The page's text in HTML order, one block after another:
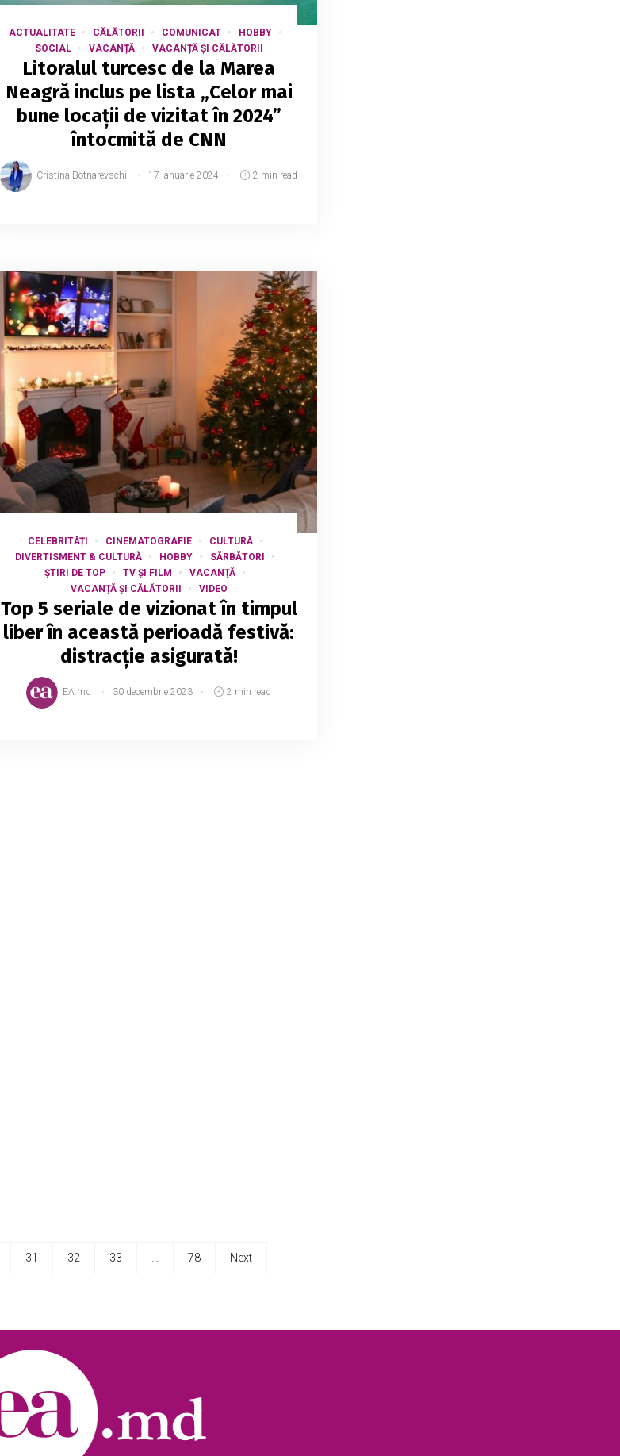
ACTUALITATE CĂLĂTORII COMUNICAT
HOBBY
SOCIAL
VACANȚĂ VACANȚĂ ȘI CĂLĂTORII
Litoralul turcesc de la Marea
Neagră inclus pe lista „Celor mai
bune locații de vizitat în 2024”
întocmită de CNN
Cristina Botnarevschi 17 ianuarie 2024 2 min read
CELEBRITĂȚI CINEMATOGRAFIE
CULTURĂ
DIVERTISMENT & CULTURĂ
HOBBY
SĂRBĂTORI
ȘTIRI DE TOP
TV ȘI FILM
VACANȚĂ
VACANȚĂ ȘI CĂLĂTORII
VIDEO
Top 5 seriale de vizionat în timpul
liber în această perioadă festivă:
distracție asigurată!
EA.md 30 decembrie 2023 2 min read
31 32 33 78 Next